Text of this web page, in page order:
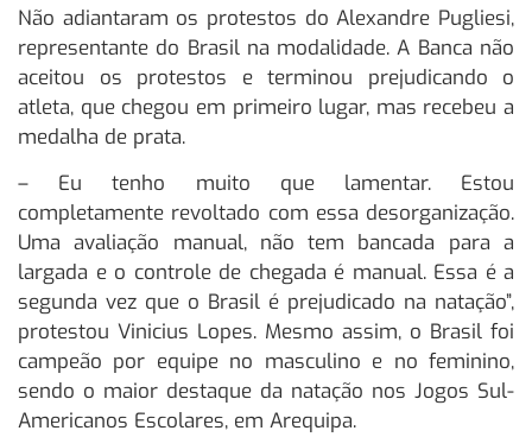
Não adiantaram os protestos do Alexandre Pugliesi,
representante do Brasil na modalidade. A Banca não
aceitou os protestos e terminou prejudicando o
atleta, que chegou em primeiro lugar, mas recebeu a
medalha de prata.
– Eu tenho muito que lamentar. Estou
completamente revoltado com essa desorganização.
Uma avaliação manual, não tem bancada para a
largada e o controle de chegada é manual. Essa é a
segunda vez que o Brasil é prejudicado na natação”,
protestou Vinicius Lopes. Mesmo assim, o Brasil foi
campeão por equipe no masculino e no feminino,
sendo o maior destaque da natação nos Jogos Sul-
Americanos Escolares, em Arequipa.